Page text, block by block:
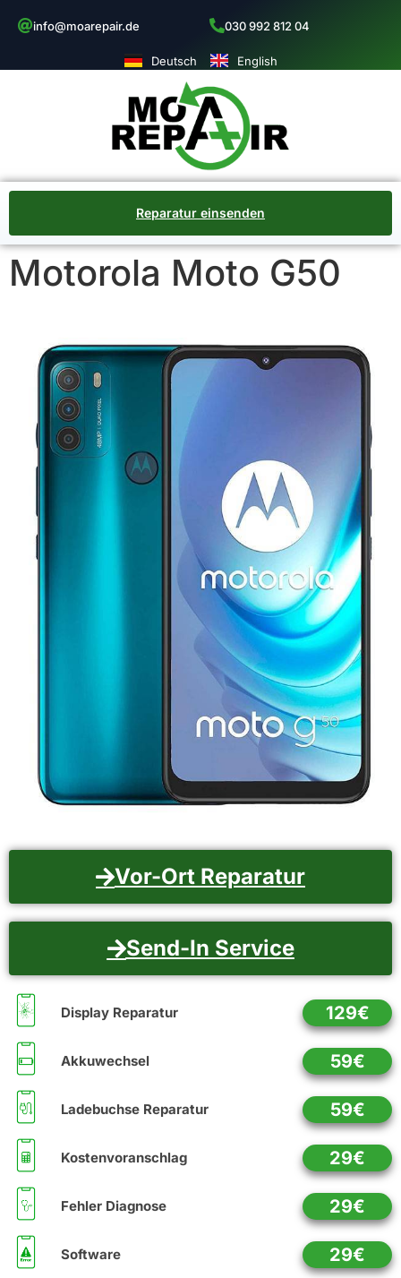
info@moarepair.de 030 992 812 04
Deutsch English
Reparatur einsenden
Motorola Moto G50
Vor-Ort Reparatur
Send-In Service
Display Reparatur 129€
Akkuwechsel 59€
Ladebuchse Reparatur 59€
Kostenvoranschlag 29€
Fehler Diagnose 29€
Software 29€